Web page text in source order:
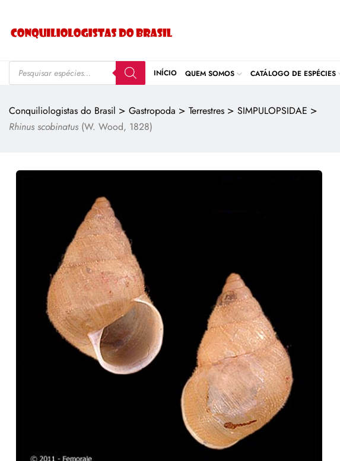
INÍCIO QUEM SOMOS CATÁLOGO DE ESPÉCIES
Conquiliologistas do Brasil > Gastropoda > Terrestres > SIMPULOPSIDAE >
Rhinus scobinatus (W. Wood, 1828)